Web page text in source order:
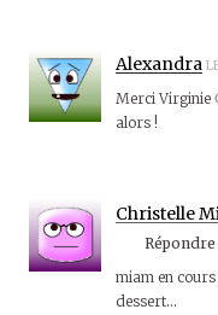
Alexandra
Merci Virginie
alors !
Christelle
Répondre
miam en
dessert…